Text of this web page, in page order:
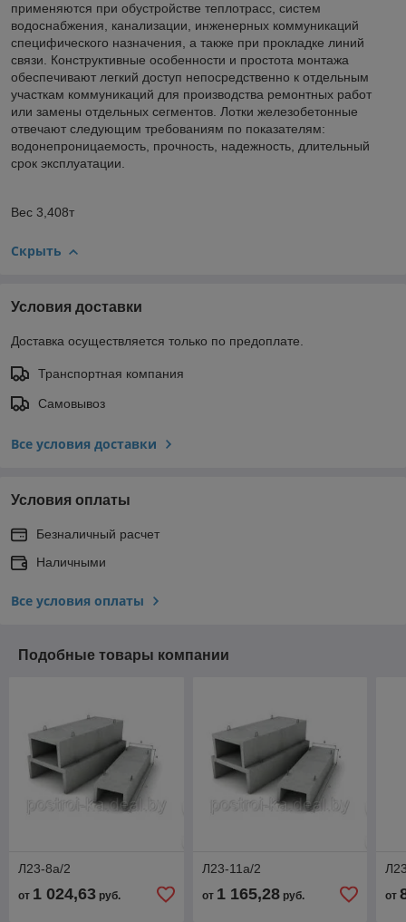
применяются при обустройстве теплотрасс, систем
водоснабжения, канализации, инженерных коммуникаций
специфического назначения, а также при прокладке линий
связи. Конструктивные особенности и простота монтажа
обеспечивают легкий доступ непосредственно к отдельным
участкам коммуникаций для производства ремонтных работ
или замены отдельных сегментов. Лотки железобетонные
отвечают следующим требованиям по показателям:
водонепроницаемость, прочность, надежность, длительный
срок эксплуатации.
Вес 3,408т
Скрыть
Условия доставки
Доставка осуществляется только по предоплате.
Транспортная компания
Самовывоз
Все условия доставки
Условия оплаты
Безналичный расчет
Наличными
Все условия оплаты
Подобные товары компании
Л23-8а/2
от 1 024,63 руб.
Л23-11а/2
от 1 165,28руб. от